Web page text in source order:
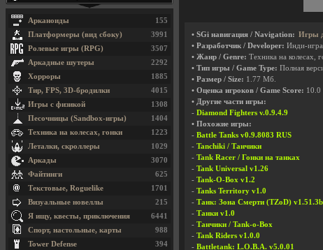
• SGi навигация / Navigation: Игры
• Разработчик / Developer: Инди-игра
• Жанр / Genre: Техника на колесах,
• Тип игры / Game Type: Полная
• Размер / Size: 1.77 Мб.
• Оценка игроков / Game Score: 10.0
• Другие части игры:
- Diamond Fighters v.0.9.4.9
• Похожие игры:
- Battle Tanks v0.9.8083 RUS
- Tanchiki / Танчики
- Tank Racer / Гонки на танках
- Tank Universal v1.26
- Tank-O-Box v1.2
- Tanks Territory v1.0
- Танк: Зона Смерти (TZoD) v1.51.3b
- Танки v1.0
- Танчики / Tank-o-Box
- Tank Riders v1.0.0
- Battletank: L.O.B.A. v5.0.01
155
Арканоиды
3991
Платформеры (вид сбоку)
3507
Ролевые игры (RPG)
2292
Аркадные шутеры
1885
Хорроры
4015
Тир, FPS, 3D-бродилки
1308
Игры с физикой
1404
Песочницы (Sandbox-игры)
1223
Техника на колесах, гонки
1029
Леталки, скроллеры
3070
Аркады
625
Файтинги
1701
Текстовые, Roguelike
215
Визуальные новеллы
6441
Я ищу, квесты, приключения
988
Спорт, настольные, карты
394
Tower Defense